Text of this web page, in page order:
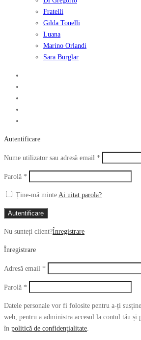
Fratelli
Gilda Tonelli
Luana
Marino Orlandi
Sara Burglar
Autentificare
Nume utilizator sau adresă email *
Parolă *
Ține-mă minte Ai uitat parola?
Autentificare
Nu sunteți client?Înregistrare
Înregistrare
Adresă email *
Parolă *
Datele personale vor fi folosite pentru a-ți
web, pentru a administra accesul la contul tău și
în politică de confidențialitate